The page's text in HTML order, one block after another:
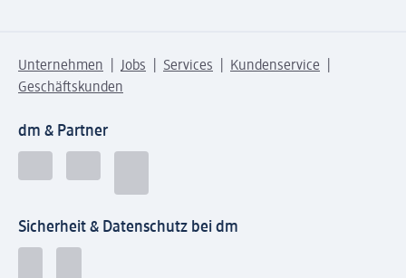
Unternehmen Jobs Services
Kundenservice
Geschäftskunden
dm & Partner
Sicherheit & Datenschutz bei dm